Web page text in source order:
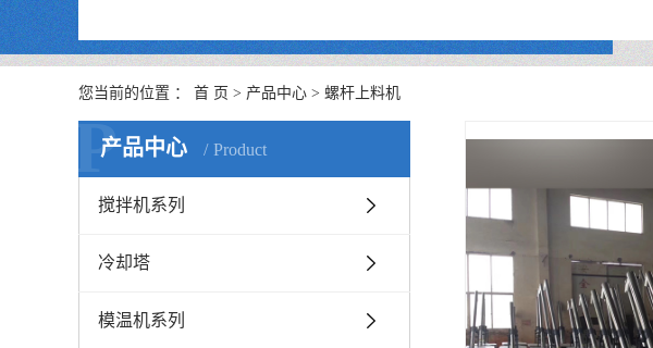
您当前的位置 ： 首 页 > 产品中心 > 螺杆上料机
产品中心 Product
P
搅拌机系列
冷却塔
模温机系列